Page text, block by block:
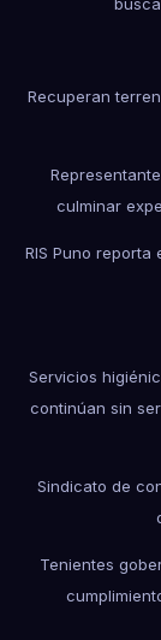
Recuperan
culminar
RIS Puno
Servicios
continúan sin
Sindicato de
Tenientes